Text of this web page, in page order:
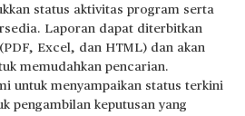
status aktivitas program serta
Laporan dapat diterbitkan
Excel, dan HTML) dan akan
memudahkan pencarian.
untuk menyampaikan status terkini
pengambilan keputusan yang